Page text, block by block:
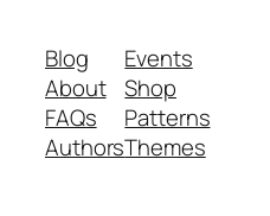
Blog
About
FAQs
Authors
Events
Shop
Patterns
Themes